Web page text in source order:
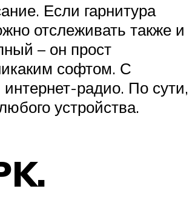
Если гарнитура
отслеживать также и
– он прост
софтом. С
радио. По сути,
устройства.